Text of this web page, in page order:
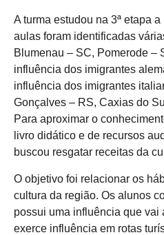
A turma estudou na 3ª etapa
aulas foram identificadas
Blumenau – SC, Pomerode –
influência dos imigrantes
influência dos imigrantes
Gonçalves – RS, Caxias do
Para aproximar o
livro didático e de recursos
buscou resgatar receitas da
O objetivo foi relacionar os
cultura da região. Os alunos
possui uma influência que vai
exerce influência em rotas